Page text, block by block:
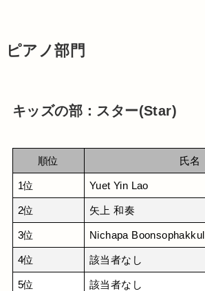
ピアノ部門
キッズの部：スター(Star)
順位 氏名
1位 Yuet Yin Lao
2位 矢上 和奏
3位 Nichapa Boonsophakkul
4位 該当者なし
5位 該当者なし